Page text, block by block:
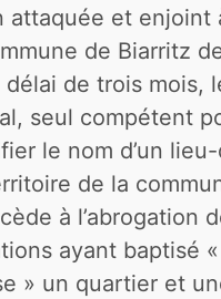
attaquée et enjoint
de Biarritz
délai de trois mois,
seul compétent
le nom d’un
de la
à l’abrogation
ayant baptisé
» un quartier et